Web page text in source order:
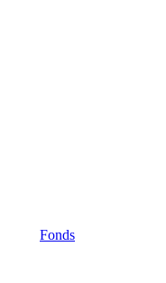
Fonds